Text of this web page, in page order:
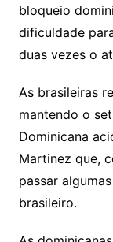
bloqueio
dificuldade
duas vezes o
As brasileiras
mantendo o
Dominicana
Martinez que,
passar
brasileiro.